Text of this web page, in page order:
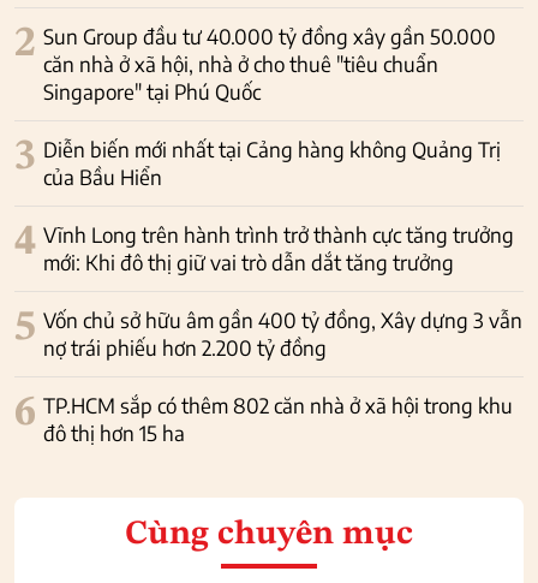
2 Sun Group đầu tư 40.000 tỷ đồng xây gần 50.000
căn nhà ở xã hội, nhà ở cho thuê "tiêu chuẩn
Singapore" tại Phú Quốc
3 Diễn biến mới nhất tại Cảng hàng không Quảng Trị
của Bầu Hiển
4 Vĩnh Long trên hành trình trở thành cực tăng trưởng
mới: Khi đô thị giữ vai trò dẫn dắt tăng trưởng
5 Vốn chủ sở hữu âm gần 400 tỷ đồng, Xây dựng 3 vẫn
nợ trái phiếu hơn 2.200 tỷ đồng
6 TP.HCM sắp có thêm 802 căn nhà ở xã hội trong khu
đô thị hơn 15 ha
Cùng chuyên mục